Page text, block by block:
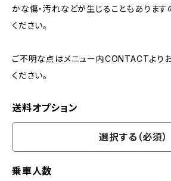
かな傷・汚れなどが生じることもありま
ください。
ご不明な点はメニュー内CONTACTより
ください。
送料オプション
選択する（必須）
乗車人数